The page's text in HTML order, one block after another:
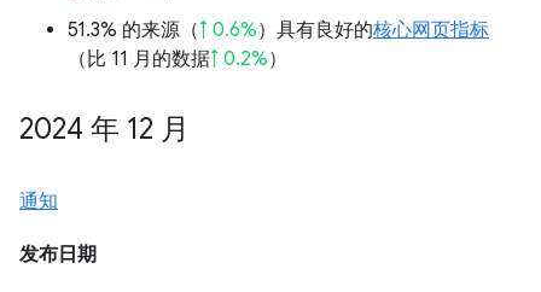
51.3% 的来源（↑ 0.6%）具有良好的核心网页指标
（比 11 月的数据↑ 0.2%）
2024 年 12 月
通知
发布日期